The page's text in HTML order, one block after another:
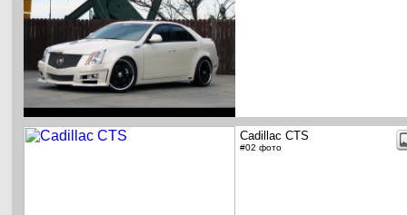
Cadillac CTS
#02 фото